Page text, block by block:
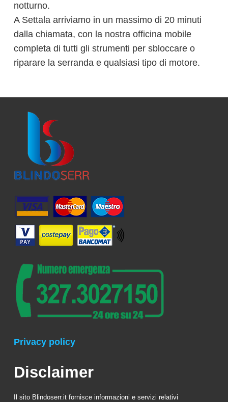
notturno.
A Settala arriviamo in un massimo di 20 minuti
dalla chiamata, con la nostra officina mobile
completa di tutti gli strumenti per sbloccare o
riparare la serranda e qualsiasi tipo di motore.
Privacy policy
Disclaimer
Il sito Blindoserr.it fornisce informazioni e servizi relativi